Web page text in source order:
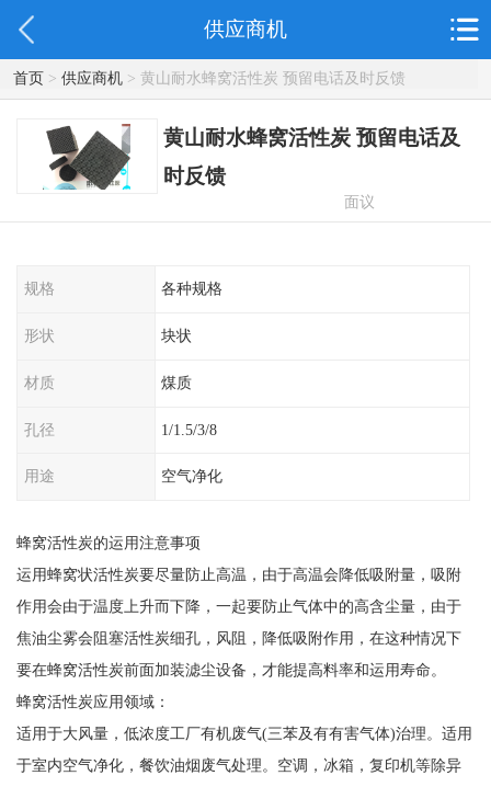
供应商机
首页> 供应商机> 黄山耐水蜂窝活性炭 预留电话及时反馈
黄山耐水蜂窝活性炭 预留电话及
时反馈
面议
规格 各种规格
形状 块状
材质 煤质
孔径 1/1.5/3/8
用途 空气净化
蜂窝活性炭的运用注意事项
运用蜂窝状活性炭要尽量防止高温，由于高温会降低吸附量，吸附
作用会由于温度上升而下降，一起要防止气体中的高含尘量，由于
焦油尘雾会阻塞活性炭细孔，风阻，降低吸附作用，在这种情况下
要在蜂窝活性炭前面加装滤尘设备，才能提高料率和运用寿命。
蜂窝活性炭应用领域：
适用于大风量，低浓度工厂有机废气(三苯及有有害气体)治理。适用
于室内空气净化，餐饮油烟废气处理。空调，冰箱，复印机等除异